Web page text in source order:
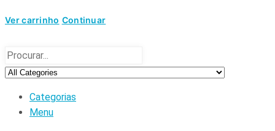
Ver carrinho Continuar
Categorias
Menu